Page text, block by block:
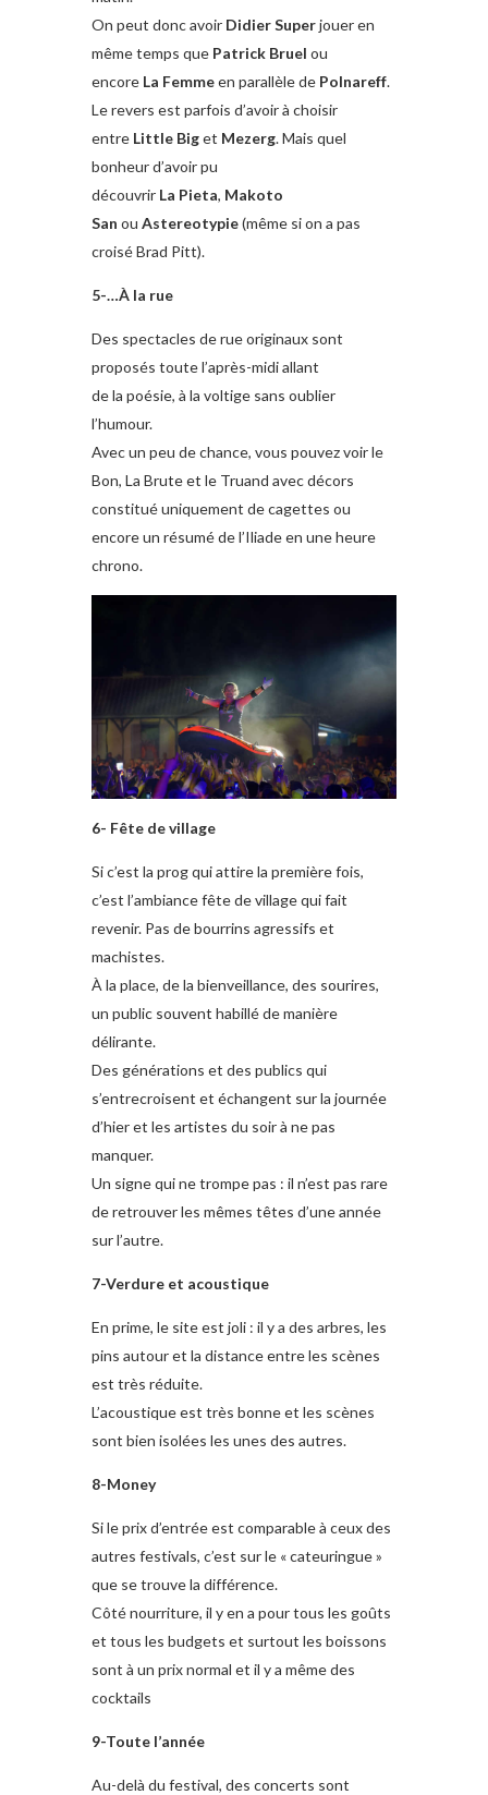
On peut donc avoir Didier Superjouer en
même temps que Patrick Bruel ou
encore La Femmeen parallèle de Polnareff.
Le revers est parfois d’avoir à choisir
entre Little Biget Mezerg. Mais quel
bonheur d’avoir pu
découvrir La Pieta, Makoto
San ou Astereotypie(même si on a pas
croisé Brad Pitt).
5-…À la rue
Des spectacles de rue originaux sont
proposés toute l’après-midi allant
de la poésie, à la voltige sans oublier
l’humour.
Avec un peu de chance, vous pouvez voir le
Bon, La Brute et le Truand avec décors
constitué uniquement de cagettes ou
encore un résumé de l’Iliade en une heure
chrono.
6- Fête de village
Si c’est la prog qui attire la première fois,
c’est l’ambiance fête de village qui fait
revenir. Pas de bourrins agressifs et
machistes.
À la place, de la bienveillance, des sourires,
un public souvent habillé de manière
délirante.
Des générations et des publics qui
s’entrecroisent et échangent sur la journée
d’hier et les artistes du soir à ne pas
manquer.
Un signe qui ne trompe pas : il n’est pas rare
de retrouver les mêmes têtes d’une année
sur l’autre.
7-Verdure et acoustique
En prime, le site est joli : il y a des arbres, les
pins autour et la distance entre les scènes
est très réduite.
L’acoustique est très bonne et les scènes
sont bien isolées les unes des autres.
8-Money
Si le prix d’entrée est comparable à ceux des
autres festivals, c’est sur le « cateuringue »
que se trouve la différence.
Côté nourriture, il y en a pour tous les goûts
et tous les budgets et surtout les boissons
sont à un prix normal et il y a même des
cocktails
9-Toute l’année
Au-delà du festival, des concerts sont